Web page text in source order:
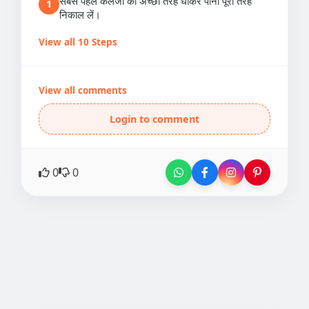
1
निकाल लें।
View all 10 Steps
View all comments
Login to comment
0 0